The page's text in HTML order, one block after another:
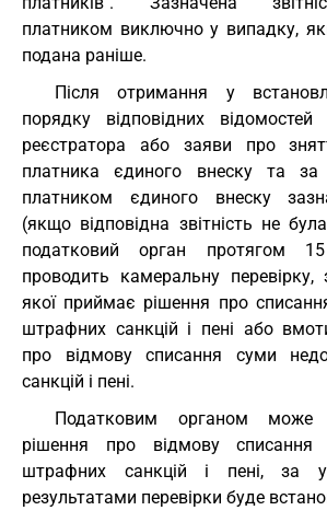
платником виключно у випадку,
подана раніше.
Після отримання у
порядку відповідних
реєстратора або заяви про
платника єдиного внеску та
платником єдиного внеску
(якщо відповідна звітність не
податковий орган протягом
проводить камеральну перевірку,
якої приймає рішення про
штрафних санкцій і пені або
про відмову списання суми
санкцій і пені.
Податковим органом може
рішення про відмову списання
штрафних санкцій і пені, за
результатами перевірки буде